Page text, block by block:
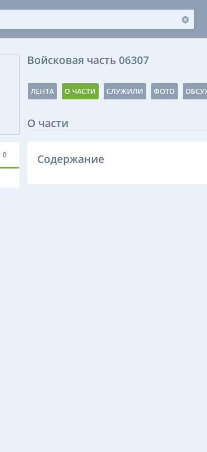
0
Войсковая часть 06307
ЛЕНТА О ЧАСТИ СЛУЖИЛИ ФОТО
О части
Содержание